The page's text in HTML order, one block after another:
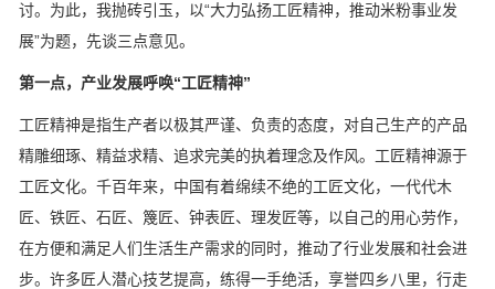
讨。为此，我抛砖引玉，以“大力弘扬工匠精神，推动米粉事业发
展”为题，先谈三点意见。
第一点，产业发展呼唤“工匠精神”
工匠精神是指生产者以极其严谨、负责的态度，对自己生产的产品
精雕细琢、精益求精、追求完美的执着理念及作风。工匠精神源于
工匠文化。千百年来，中国有着绵续不绝的工匠文化，一代代木
匠、铁匠、石匠、篾匠、钟表匠、理发匠等，以自己的用心劳作，
在方便和满足人们生活生产需求的同时，推动了行业发展和社会进
步。许多匠人潜心技艺提高，练得一手绝活，享誉四乡八里，行走